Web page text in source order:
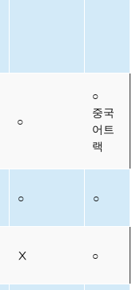
○
○
중국
어트
랙
○ ○
Ⅹ ○